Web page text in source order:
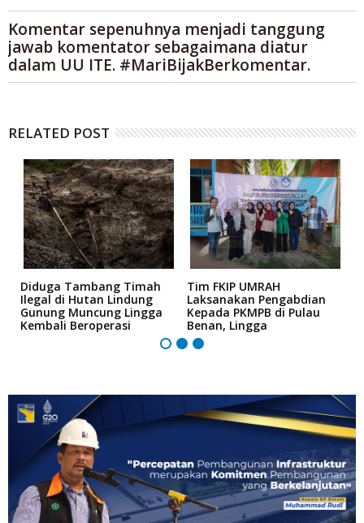
Komentar sepenuhnya menjadi tanggung
jawab komentator sebagaimana diatur
dalam UU ITE. #MariBijakBerkomentar.
RELATED POST
Diduga Tambang Timah
Ilegal di Hutan Lindung
Gunung Muncung Lingga
Kembali Beroperasi
Tim FKIP UMRAH
Laksanakan Pengabdian
Kepada PKMPB di Pulau
Benan, Lingga